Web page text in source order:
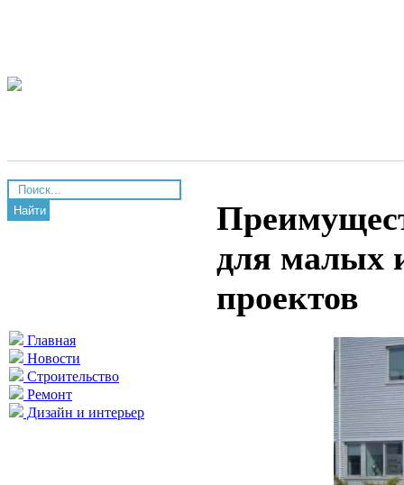
Найти
Главная
Новости
Строительство
Ремонт
Дизайн и интерьер
для малых
проектов